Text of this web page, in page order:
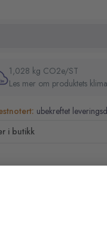
1,028 kg CO2e/ST
Les mer om produktets
ubekreftet
i butikk
PRODUKTER